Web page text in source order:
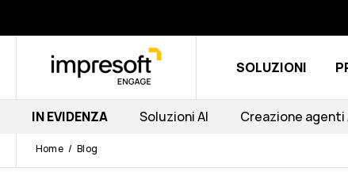
SOLUZIONI
IN EVIDENZA Soluzioni AI Creazione agenti
Home Blog